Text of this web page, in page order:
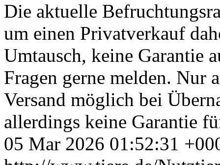
Die aktuelle
um einen Privatverkauf
Umtausch, keine Garantie
Fragen gerne melden. Nur
Versand möglich bei
allerdings keine Garantie
05 Mar 2026 01:52:31